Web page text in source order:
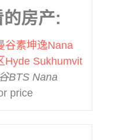
38 (1)
(30)
Phlu (2)
Lo (46)
Suk (7)
Monument
房产:
谷素坤逸Nana
Hyde Sukhumvit
BTS Nana
price